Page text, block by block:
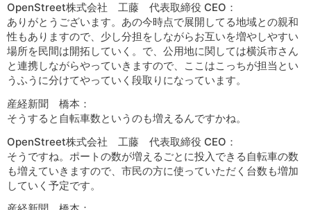
OpenStreet株式会社 工藤 代表取締役 CEO：
ありがとうございます。あの今時点で展開してる地域との親和
性もありますので、少し分担をしながらお互いを増やしやすい
場所を民間は開拓していく。で、公用地に関しては横浜市さん
と連携しながらやっていきますので、ここはこっちが担当とい
うふうに分けてやっていく段取りになっています。
産経新聞 橋本：
そうすると自転車数というのも増えるんですかね。
OpenStreet株式会社 工藤 代表取締役 CEO：
そうですね。ポートの数が増えるごとに投入できる自転車の数
も増えていきますので、市民の方に使っていただく台数も増加
していく予定です。